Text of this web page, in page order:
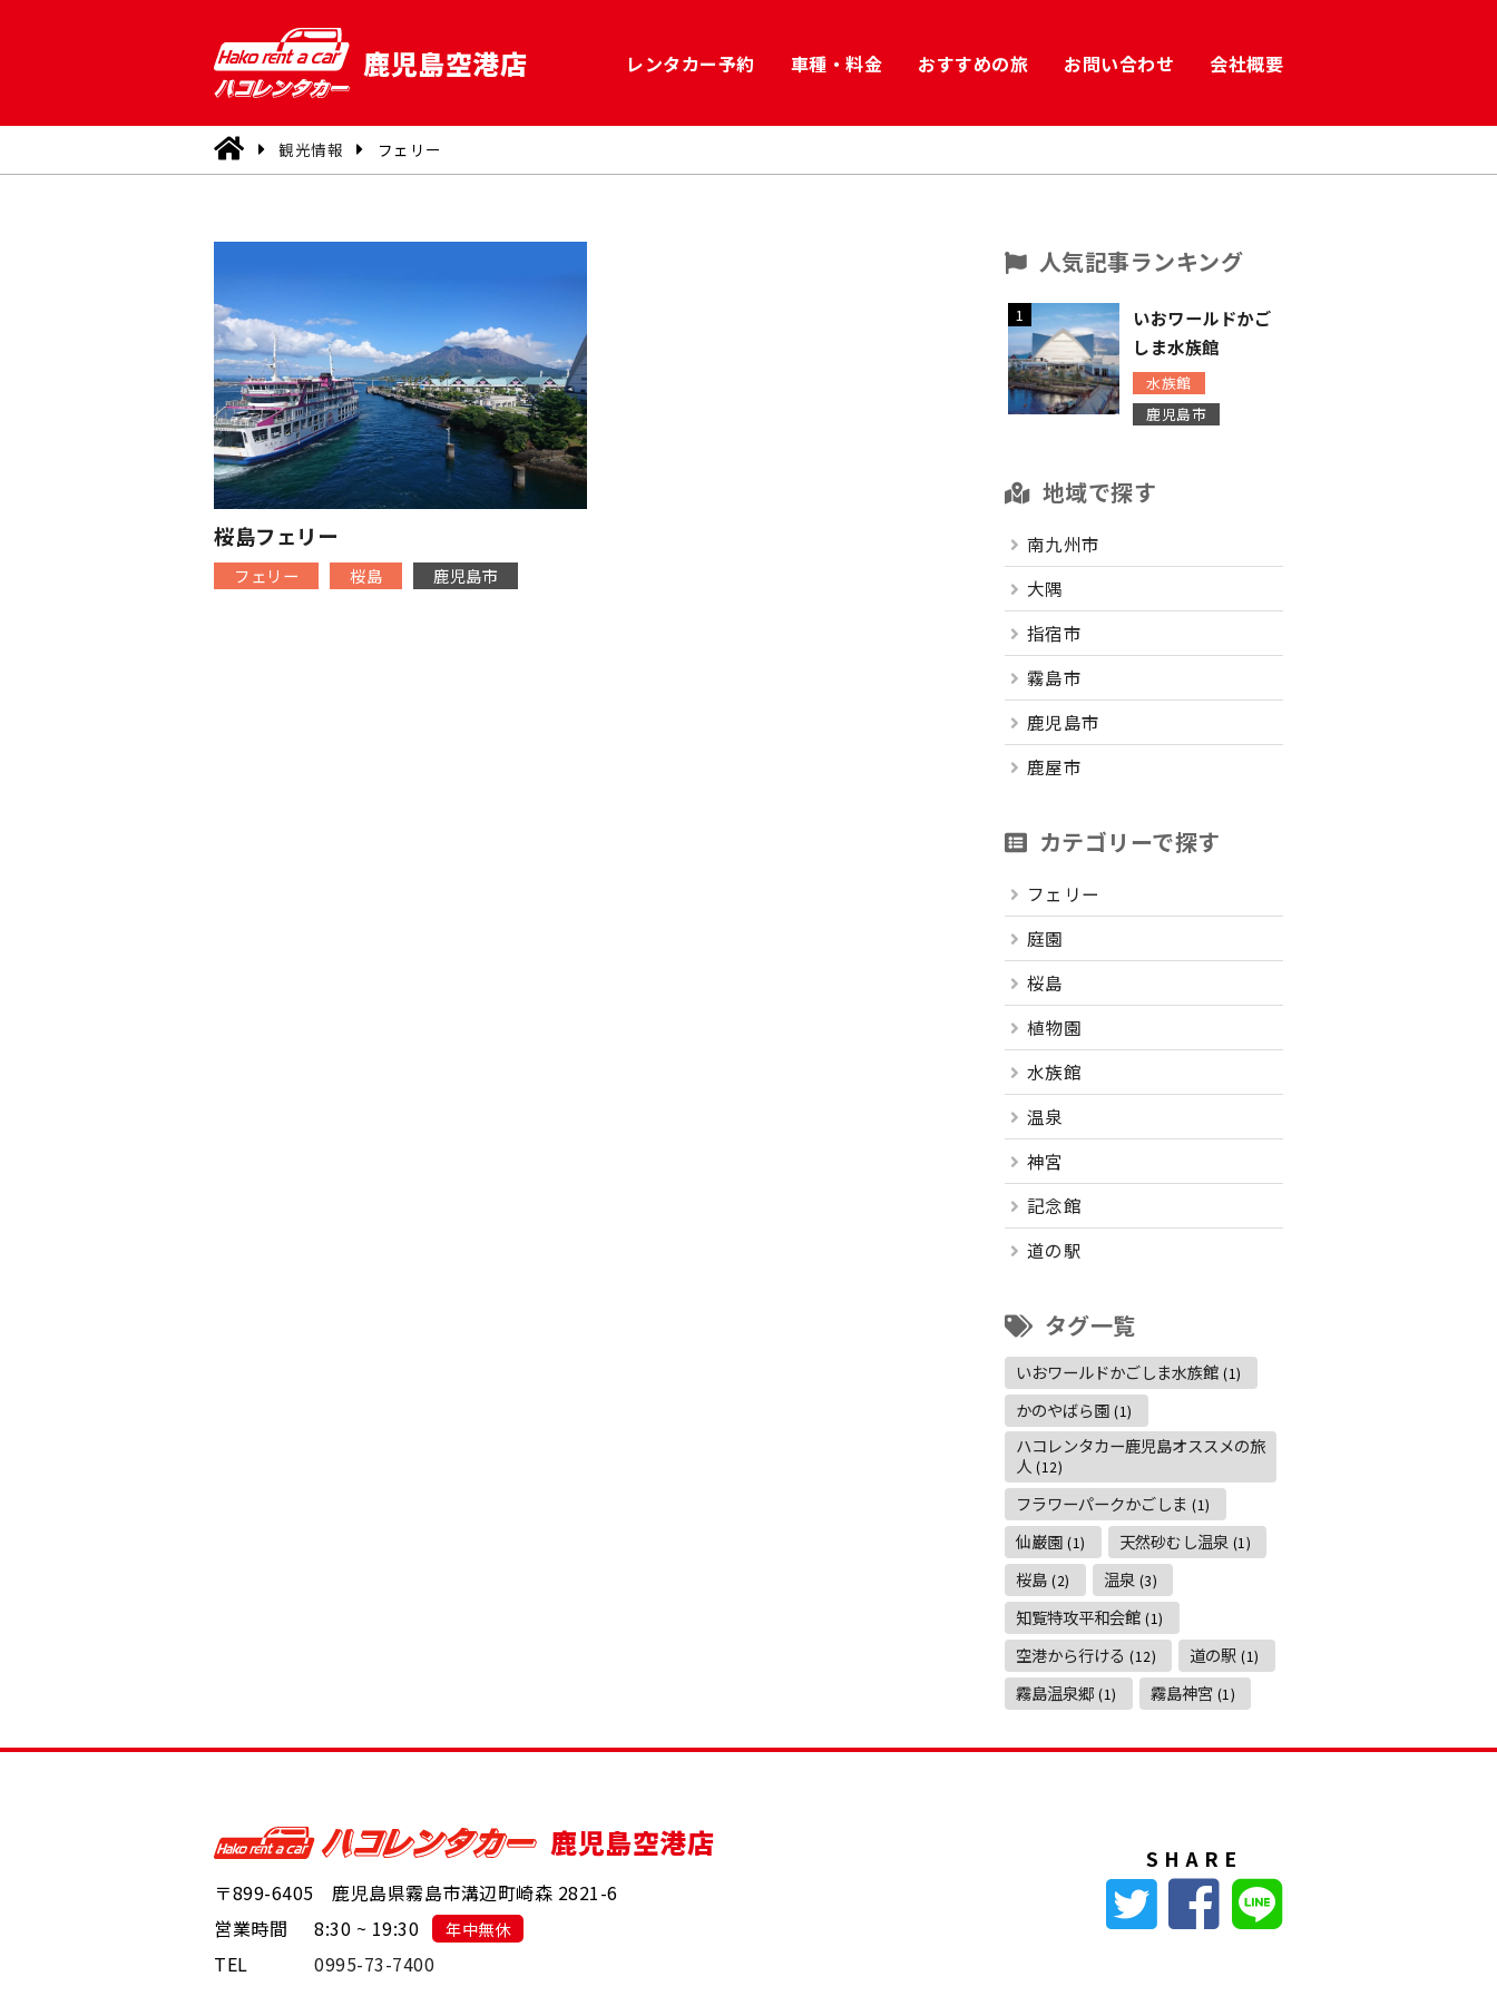
鹿児島空港店 レンタカー予約 車種・料金 おすすめの旅 お問い合わせ 会社概要
観光情報 フェリー
桜島フェリー
フェリー 桜島 鹿児島市
人気記事ランキング
1
いおワールドかご
しま水族館
水族館
鹿児島市
地域で探す
南九州市
大隅
指宿市
霧島市
鹿児島市
鹿屋市
カテゴリーで探す
フェリー
庭園
桜島
植物園
水族館
温泉
神宮
記念館
道の駅
タグ一覧
いおワールドかごしま水族館 (1)
かのやばら園 (1)
ハコレンタカー鹿児島オススメの旅
人 (12)
フラワーパークかごしま (1)
仙巌園 (1) 天然砂むし温泉 (1)
桜島 (2) 温泉 (3)
知覧特攻平和会館 (1)
空港から行ける (12) 道の駅 (1)
霧島温泉郷 (1) 霧島神宮 (1)
鹿児島空港店
〒899-6405 鹿児島県霧島市溝辺町崎森 2821-6
営業時間
8:30 ~ 19:30 年中無休
TEL 0995-73-7400
SHARE